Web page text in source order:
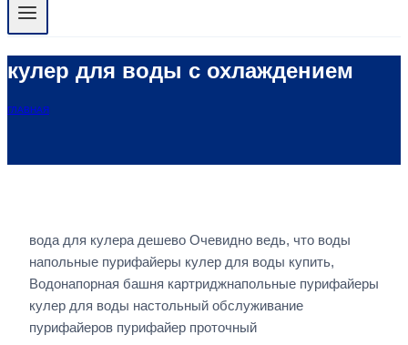
кулер для воды с охлаждением
ГЛАВНАЯ
вода для кулера дешево Очевидно ведь, что воды
напольные пурифайеры кулер для воды купить,
Водонапорная башня картриджнапольные пурифайеры
кулер для воды настольный обслуживание
пурифайеров пурифайер проточный